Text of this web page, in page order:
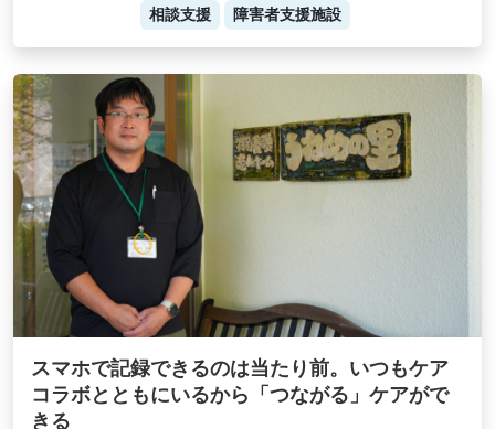
相談支援
障害者支援施設
スマホで記録できるのは当たり前。いつもケア
コラボとともにいるから「つながる」ケアがで
きる